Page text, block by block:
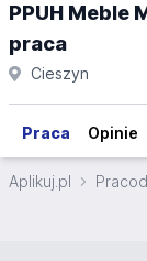
PPUH Meble
praca
Cieszyn
Praca Opinie
Aplikuj.pl